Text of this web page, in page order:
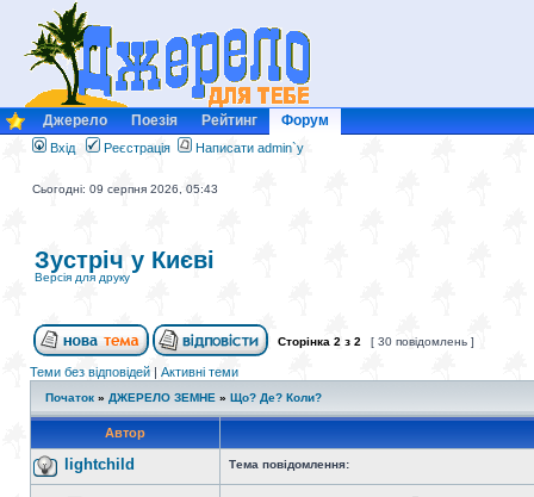
Джерело Поезія Рейтинг Форум
Вхід Реєстрація Написати admin`у
Сьогодні: 09 серпня 2026, 05:43
Зустріч у Києві
Версія для друку
Сторінка 2 з 2 [ 30 повідомлень ]
Теми без відповідей | Активні теми
Початок » ДЖЕРЕЛО ЗЕМНЕ » Що? Де? Коли?
Автор
lightchild Тема повідомлення: